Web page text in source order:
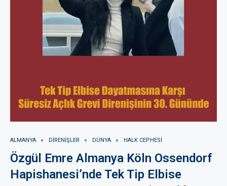
ALMANYA DIRENIŞLER DÜNYA HALK CEPHESI
Özgül Emre Almanya Köln Ossendorf
Hapishanesi’nde Tek Tip Elbise